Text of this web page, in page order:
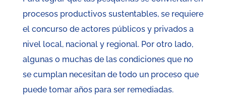
procesos productivos sustentables, se requiere
el concurso de actores públicos y privados a
nivel local, nacional y regional. Por otro lado,
algunas o muchas de las condiciones que no
se cumplan necesitan de todo un proceso que
puede tomar años para ser remediadas.